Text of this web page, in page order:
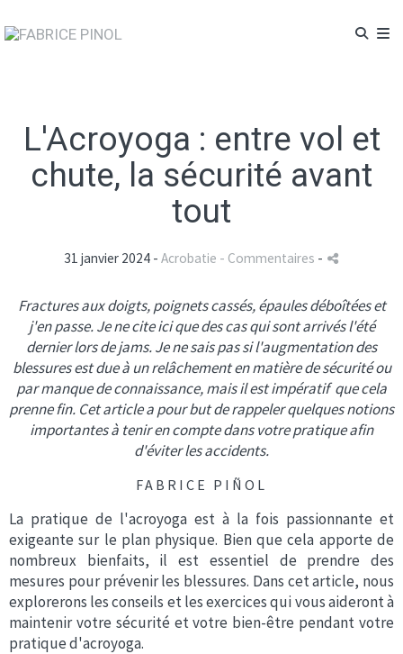
L'Acroyoga : entre vol et
chute, la sécurité avant
tout
31 janvier 2024 - Acrobatie - Commentaires -
Fractures aux doigts, poignets cassés, épaules déboîtées et
j'en passe. Je ne cite ici que des cas qui sont arrivés l'été
dernier lors de jams. Je ne sais pas si l'augmentation des
blessures est due à un relâchement en matière de sécurité ou
par manque de connaissance, mais il est impératif que cela
prenne fin. Cet article a pour but de rappeler quelques notions
importantes à tenir en compte dans votre pratique afin
d'éviter les accidents.
FABRICE PIÑOL
La pratique de l'acroyoga est à la fois passionnante et
exigeante sur le plan physique. Bien que cela apporte de
nombreux bienfaits, il est essentiel de prendre des
mesures pour prévenir les blessures. Dans cet article, nous
explorerons les conseils et les exercices qui vous aideront à
maintenir votre sécurité et votre bien-être pendant votre
pratique d'acroyoga.